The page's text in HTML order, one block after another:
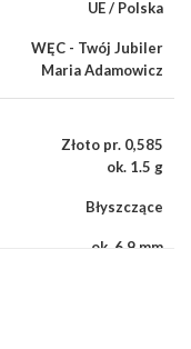
UE / Polska
WĘC - Twój Jubiler
Maria Adamowicz
Złoto pr. 0,585
ok. 1.5 g
Błyszczące
ok. 6.9 mm